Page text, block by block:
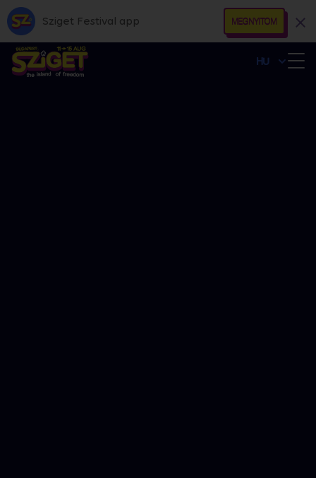
Sziget Festival app MEGNYITOM
HU